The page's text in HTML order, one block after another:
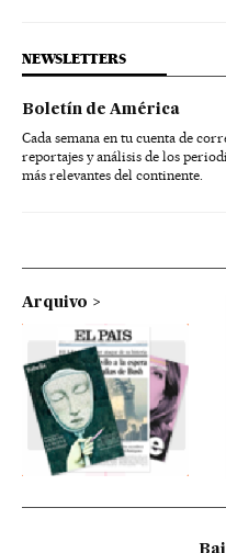
NEWSLETTERS
Boletín de América
Cada semana en tu cuenta de
reportajes y análisis de los
más relevantes del continente.
Arquivo